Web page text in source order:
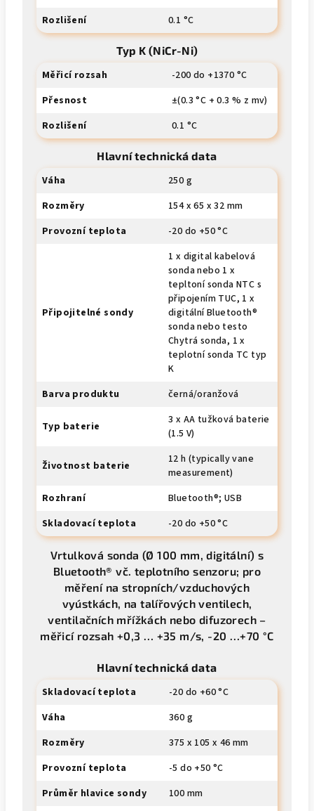
Rozlišení
0.1 °C
Typ K (NiCr-Ni)
Měřicí rozsah
-200 do +1370 °C
Přesnost
±(0.3 °C + 0.3 % z mv)
Rozlišení
0.1 °C
Hlavní technická data
Váha
250 g
Rozměry
154 x 65 x 32 mm
Provozní teplota
-20 do +50 °C
Připojitelné sondy
1 x digital kabelová
sonda nebo 1 x
tepltoní sonda NTC s
připojením TUC, 1 x
digitální Bluetooth®
sonda nebo testo
Chytrá sonda, 1 x
teplotní sonda TC typ
K
Barva produktu
černá/oranžová
Typ baterie
3 x AA tužková baterie
(1.5 V)
Životnost baterie
12 h (typically vane
measurement)
Rozhraní
Bluetooth®; USB
Skladovací teplota
-20 do +50 °C
Vrtulková sonda (Ø 100 mm, digitální) s
Bluetooth® vč. teplotního senzoru; pro
měření na stropních/vzduchových
vyústkách, na talířových ventilech,
ventilačních mřížkách nebo difuzorech –
měřicí rozsah +0,3 … +35 m/s, -20 …+70 °C
Hlavní technická data
Skladovací teplota
-20 do +60 °C
Váha
360 g
Rozměry
375 x 105 x 46 mm
Provozní teplota
-5 do +50 °C
Průměr hlavice sondy
100 mm